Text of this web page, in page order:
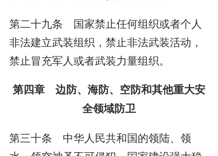
第二十九条 国家禁止任何组织或者个人
非法建立武装组织，禁止非法武装活动，
禁止冒充军人或者武装力量组织。
第四章 边防、海防、空防和其他重大安
全领域防卫
第三十条 中华人民共和国的领陆、领